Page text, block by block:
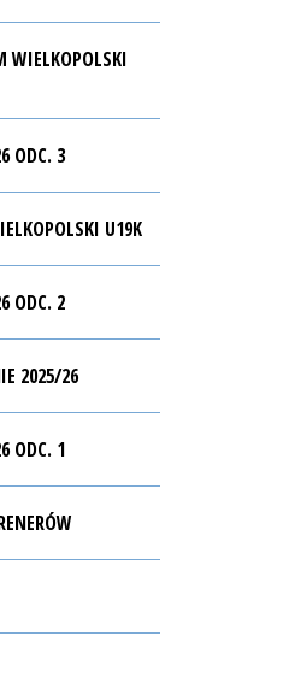
WIELKOPOLSKI
ODC. 3
U19K
ODC. 2
2025/26
ODC. 1